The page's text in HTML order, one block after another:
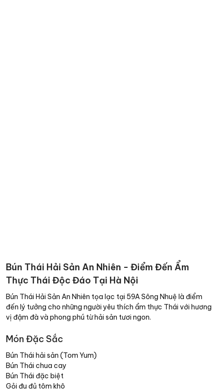
Bún Thái Hải Sản An Nhiên - Điểm Đến Ẩm
Thực Thái Độc Đáo Tại Hà Nội
Bún Thái Hải Sản An Nhiên tọa lạc tại 59A Sông Nhuệ là điểm
đến lý tưởng cho những người yêu thích ẩm thực Thái với hương
vị đậm đà và phong phú từ hải sản tươi ngon.
Món Đặc Sắc
Bún Thái hải sản (Tom Yum)
Bún Thái chua cay
Bún Thái đặc biệt
Gỏi đu đủ tôm khô